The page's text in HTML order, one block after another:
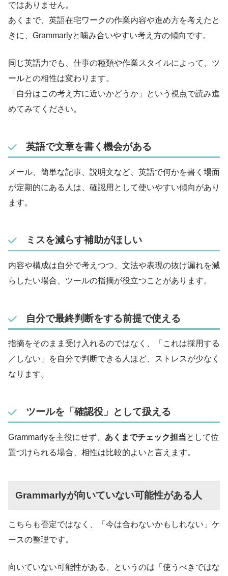
ではありません。
あくまで、英語在宅ワークの作業内容や進め方を考えたと
きに、Grammarlyと噛み合いやすい考え方の傾向です。
同じ英語力でも、仕事の種類や作業スタイルによって、ツ
ールとの相性は変わります。
「自分はこの考え方に近いかどうか」という視点で読み進
めてみてください。
英語で文章を書く機会がある
メール、簡単な記事、説明文など、英語で何かを書く場面
が定期的にある人は、確認用として使いやすい傾向があり
ます。
ミスを減らす補助がほしい
内容や構成は自分で考えつつ、文法や表現の抜け漏れを減
らしたい場合、ツールの指摘が役立つことがあります。
自分で最終判断をする前提で使える
指摘をそのまま受け入れるのではなく、「これは採用する
／しない」を自分で判断できる人ほど、ストレスが少なく
なります。
ツールを「確認役」として扱える
Grammarlyを主役にせず、 あくまでチェック担当として位
置づけられる場合、相性は比較的よいと言えます。
Grammarlyが向いていない可能性がある人
こちらも否定ではなく、「今は合わないかもしれない」ケ
ースの整理です。
向いていない可能性がある、というのは「使うべきではな